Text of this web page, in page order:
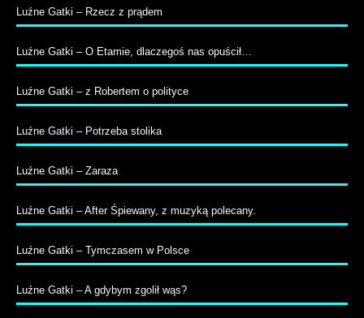
Luźne Gatki – Rzecz z prądem
Luźne Gatki – O Etamie, dlaczegoś nas opuścił…
Luźne Gatki – z Robertem o polityce
Luźne Gatki – Potrzeba stolika
Luźne Gatki – Zaraza
Luźne Gatki – After Śpiewany, z muzyką polecany.
Luźne Gatki – Tymczasem w Polsce
Luźne Gatki – A gdybym zgolił wąs?